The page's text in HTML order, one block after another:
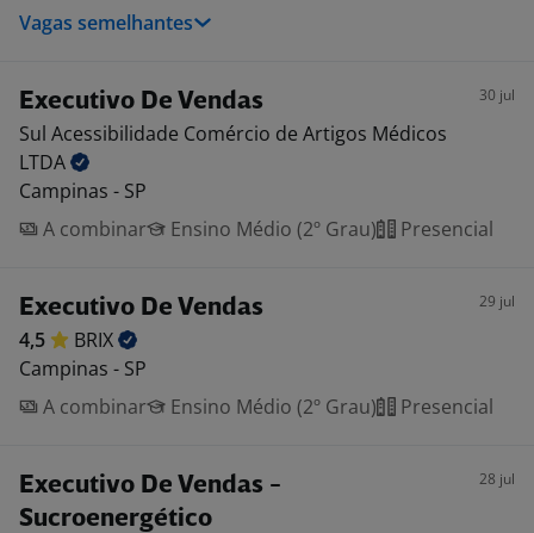
Vagas semelhantes
Executivo De Vendas 30 jul
Sul Acessibilidade Comércio de Artigos Médicos
LTDA
Campinas - SP
A combinar
Ensino Médio (2º Grau) Presencial
Executivo De Vendas 29 jul
4,5
BRIX
Campinas - SP
A combinar
Ensino Médio (2º Grau) Presencial
Executivo De Vendas -
Sucroenergético
28 jul